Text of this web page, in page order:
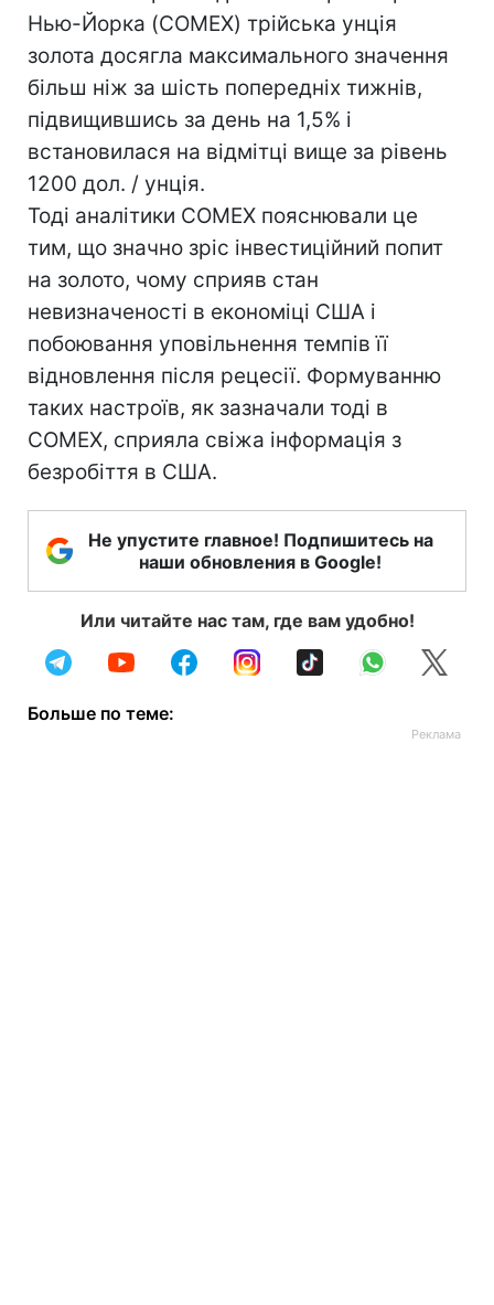
Нью-Йорка (COMEX) трійська унція
золота досягла максимального значення
більш ніж за шість попередніх тижнів,
підвищившись за день на 1,5% і
встановилася на відмітці вище за рівень
1200 дол. / унція.
Тоді аналітики COMEX пояснювали це
тим, що значно зріс інвестиційний попит
на золото, чому сприяв стан
невизначеності в економіці США і
побоювання уповільнення темпів її
відновлення після рецесії. Формуванню
таких настроїв, як зазначали тоді в
COMEX, сприяла свіжа інформація з
безробіття в США.
Не упустите главное! Подпишитесь на
наши обновления в Google!
Или читайте нас там, где вам удобно!
Больше по теме: